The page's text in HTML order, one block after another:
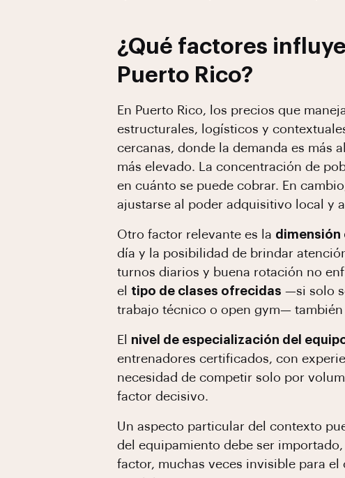
¿Qué factores
Puerto Rico?
En Puerto Rico, los precios que
estructurales, logísticos y
cercanas, donde la demanda es más
más elevado. La concentración de
en cuánto se puede cobrar. En
ajustarse al poder adquisitivo local y
Otro factor relevante es la dimensión
día y la posibilidad de brindar
turnos diarios y buena rotación no
el tipo de clases ofrecidas —si solo
trabajo técnico o open gym—
El nivel de especialización del
entrenadores certificados, con
necesidad de competir solo por
factor decisivo.
Un aspecto particular del contexto
del equipamiento debe ser
factor, muchas veces invisible para